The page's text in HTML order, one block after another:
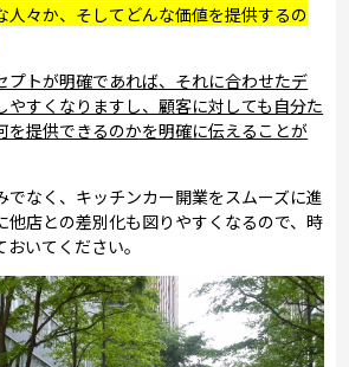
人々か、そしてどんな価値を提供するの
プトが明確であれば、それに合わせたデ
やすくなりますし、顧客に対しても自分た
を提供できるのかを明確に伝えることが
でなく、キッチンカー開業をスムーズに進
他店との差別化も図りやすくなるので、時
いてください。